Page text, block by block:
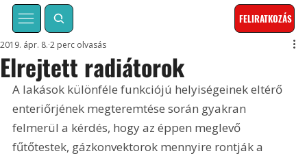
FELIRATKOZÁS
Elrejtett radiátorok
2019. ápr. 8. 2 perc olvasás
A lakások különféle funkciójú helyiségeinek eltérő
enteriőrjének megteremtése során gyakran
felmerül a kérdés, hogy az éppen meglevő
fűtőtestek, gázkonvektorok mennyire rontják a